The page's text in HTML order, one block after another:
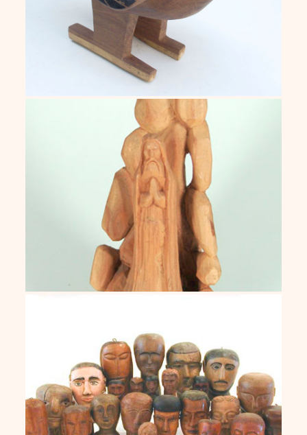
Cizin
Ex Votos